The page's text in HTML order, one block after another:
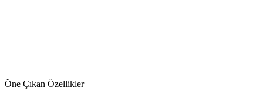
Öne Çıkan Özellikler